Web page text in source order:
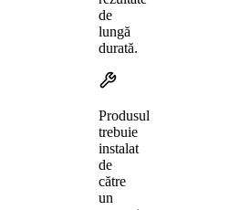
de
lungă
durată.
Produsul
trebuie
instalat
de
către
un